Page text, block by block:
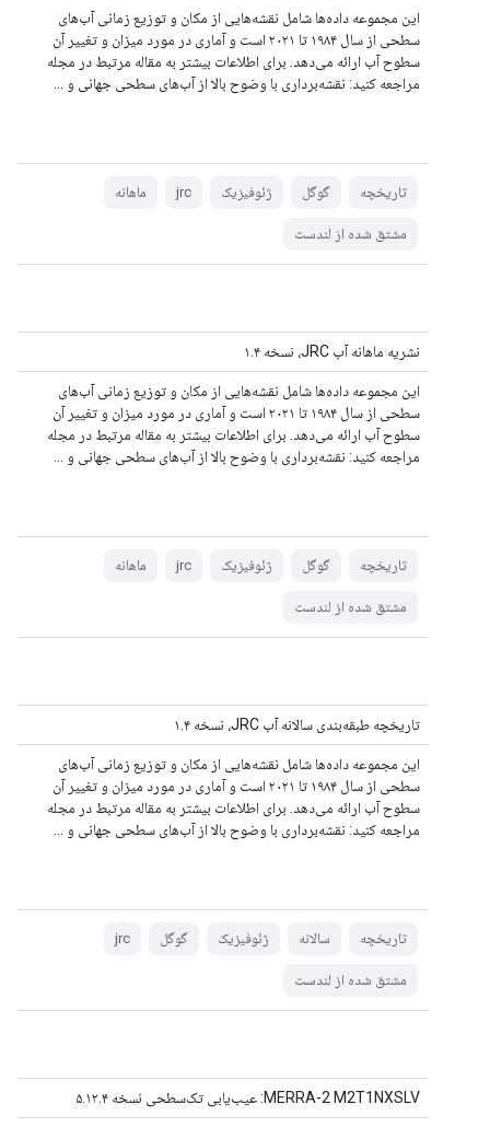
این مجموعه داده‌ها شامل نقشه‌هایی از مکان و توزیع زمانی آب‌های
سطحی از سال ۱۹۸۴ تا ۲۰۲۱ است و آماری در مورد میزان و تغییر آن
سطوح آب ارائه می‌دهد. برای اطلاعات بیشتر به مقاله مرتبط در مجله
مراجعه کنید: نقشه‌برداری با وضوح بالا از آب‌های سطحی جهانی و ...
تاریخچه گوگل ژئوفیزیک jrc ماهانه
مشتق شده از لندست
نشریه ماهانه آب JRC، نسخه ۱.۴
این مجموعه داده‌ها شامل نقشه‌هایی از مکان و توزیع زمانی آب‌های
سطحی از سال ۱۹۸۴ تا ۲۰۲۱ است و آماری در مورد میزان و تغییر آن
سطوح آب ارائه می‌دهد. برای اطلاعات بیشتر به مقاله مرتبط در مجله
مراجعه کنید: نقشه‌برداری با وضوح بالا از آب‌های سطحی جهانی و ...
تاریخچه گوگل ژئوفیزیک jrc ماهانه
مشتق شده از لندست
تاریخچه طبقه‌بندی سالانه آب JRC، نسخه ۱.۴
این مجموعه داده‌ها شامل نقشه‌هایی از مکان و توزیع زمانی آب‌های
سطحی از سال ۱۹۸۴ تا ۲۰۲۱ است و آماری در مورد میزان و تغییر آن
سطوح آب ارائه می‌دهد. برای اطلاعات بیشتر به مقاله مرتبط در مجله
مراجعه کنید: نقشه‌برداری با وضوح بالا از آب‌های سطحی جهانی و ...
تاریخچه سالانه ژئوفیزیک گوگل jrc
مشتق شده از لندست
MERRA-2 M2T1NXSLV: عیب‌یابی تک‌سطحی نسخه ۵.۱۲.۴